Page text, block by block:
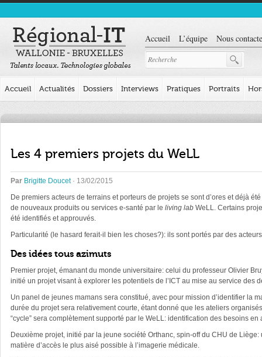
Accueil L’équipe Nous
Accueil Actualités Dossiers Interviews Pratiques Portraits
Les 4 premiers projets du WeLL
Par Brigitte Doucet· 13/02/2015
De premiers acteurs de terrains et porteurs de projets se sont d’ores et déjà
de nouveaux produits ou services e-santé par le living lab WeLL. Certains
été identifiés et approuvés.
Particularité (le hasard ferait-il bien les choses?): ils sont portés par des
Des idées tous azimuts
Premier projet, émanant du monde universitaire: celui du professeur Olivier
initié un projet visant à explorer les potentiels de l’ICT au mise au service des
Un panel de jeunes mamans sera constitué, avec pour mission d’identifier la
durée du projet sera relativement courte, étant donné que les ateliers
“cycle” sera complètement supporté par le WeLL: identification des besoins
Deuxième projet, initié par la jeune société Orthanc, spin-off du CHU de
matière d’accès le plus aisé possible à l’imagerie médicale.